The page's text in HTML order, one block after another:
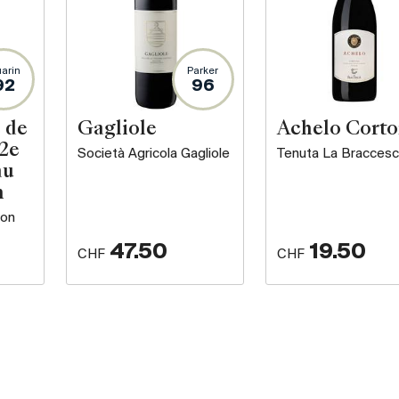
de
Parker
96
Gagliole
Società Agricola Gagliole
CHF 47.50
Achelo
Tenuta La
CHF 19.50